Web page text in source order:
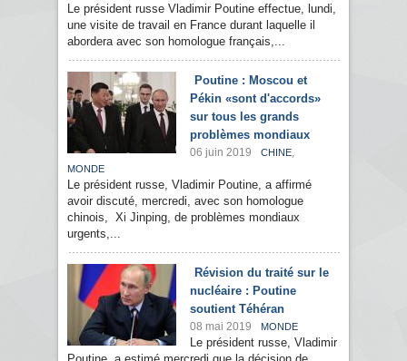
Le président russe Vladimir Poutine effectue, lundi,
une visite de travail en France durant laquelle il
abordera avec son homologue français,...
Poutine : Moscou et
Pékin «sont d'accords»
sur tous les grands
problèmes mondiaux
06 juin 2019 CHINE,
MONDE
Le président russe, Vladimir Poutine, a affirmé
avoir discuté, mercredi, avec son homologue
chinois, Xi Jinping, de problèmes mondiaux
urgents,...
Révision du traité sur le
nucléaire : Poutine
soutient Téhéran
08 mai 2019 MONDE
Le président russe, Vladimir